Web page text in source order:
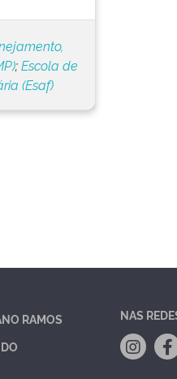
;Escola de
(Esaf)
RAMOS
NAS